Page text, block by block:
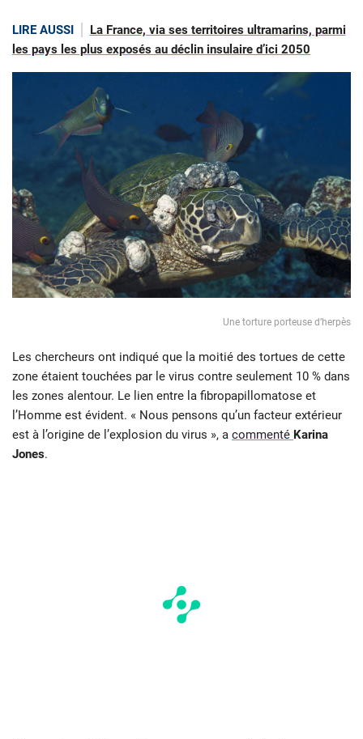
LIRE AUSSI
La France, via ses territoires ultramarins, parmi
les pays les plus exposés au déclin insulaire d’ici 2050
Une torture porteuse d’herpès
Les chercheurs ont indiqué que la moitié des tortues de cette
zone étaient touchées par le virus contre seulement 10 % dans
les zones alentour. Le lien entre la fibropapillomatose et
l’Homme est évident. « Nous pensons qu’un facteur extérieur
est à l’origine de l’explosion du virus », a commenté Karina
Jones.